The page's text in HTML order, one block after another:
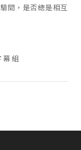
間，是否總是相互
幕組